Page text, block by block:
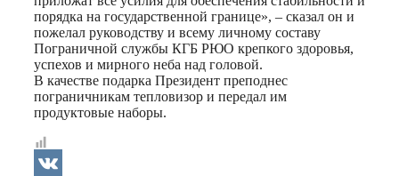
порядка на государственной границе», – сказал он и
пожелал руководству и всему личному составу
Пограничной службы КГБ РЮО крепкого здоровья,
успехов и мирного неба над головой.
В качестве подарка Президент преподнес
пограничникам тепловизор и передал им
продуктовые наборы.